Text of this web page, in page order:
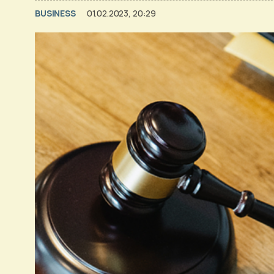
BUSINESS 01.02.2023, 20:29